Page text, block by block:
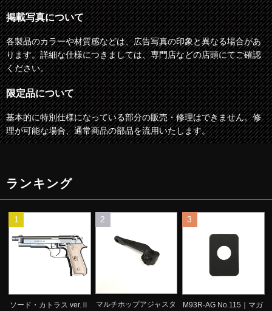
掲載写真について
各製品のカラーや材質感などは、広告写真の印象と異なる場合があ
ります。詳細な仕様につきましては、専門店などの店頭にてご確認
ください。
限定品について
基本的に特別仕様になっている部分の販売・修理はできません。修
理が可能な場合、通常商品の部品を流用いたします。
ランキング
1
ソード・カトラス ver.Ⅱ
2
マルチホップアジャスタ
3
M93R-AG No.115｜マガ